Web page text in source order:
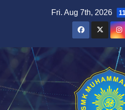
Fri. Aug 7th, 2026